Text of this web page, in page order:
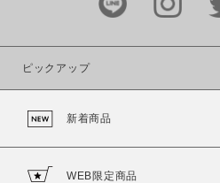
カラー
ピックアップ
新着商品
WEB限定商品